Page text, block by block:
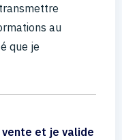
au
que je
et je valide